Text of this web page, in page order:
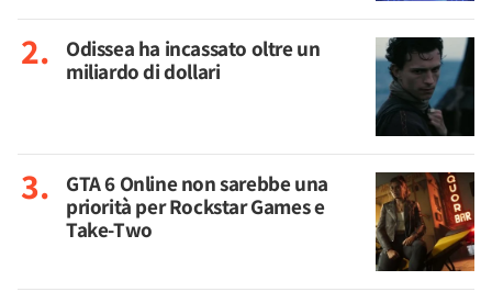
Odissea ha incassato oltre un
miliardo di dollari
GTA 6 Online non sarebbe una
priorità per Rockstar Games e
Take-Two